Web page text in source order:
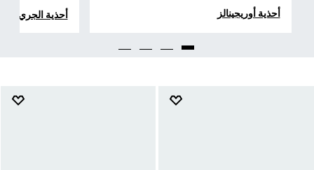
أحذية أوريجينالز أحذية الجري